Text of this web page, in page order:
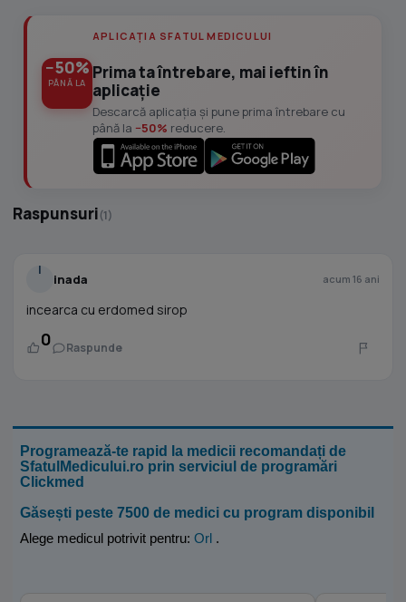
−50%
PÂNĂ LA
APLICAȚIA SFATUL MEDICULUI
Prima ta întrebare, mai ieftin în
aplicație
Descarcă aplicația și pune prima întrebare cu
până la −50% reducere.
Raspunsuri(1)
I
inada acum 16 ani
incearca cu erdomed sirop
0 Raspunde
Programează-te rapid la medicii recomandați de
SfatulMedicului.ro prin serviciul de programări
Clickmed
Găsești peste 7500 de medici cu program disponibil
Alege medicul potrivit pentru: Orl .